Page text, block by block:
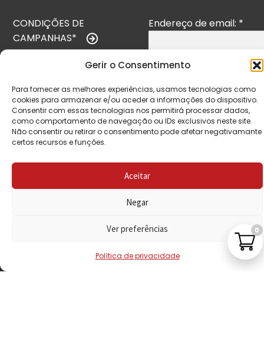
Gerir o Consentimento
Para fornecer as melhores experiências, usamos tecnologias como
cookies para armazenar e/ou aceder a informações do dispositivo.
Consentir com essas tecnologias nos permitirá processar dados,
como comportamento de navegação ou IDs exclusivos neste site.
Não consentir ou retirar o consentimento pode afetar negativamante
certos recursos e funções.
Aceitar
Negar
Ver preferências
Política de privacidade
CONDIÇÕES DE
CAMPANHAS*
POLÍTICA DE
PRIVACIDADE
POLÍTICA DE
Endereço de email: *
0